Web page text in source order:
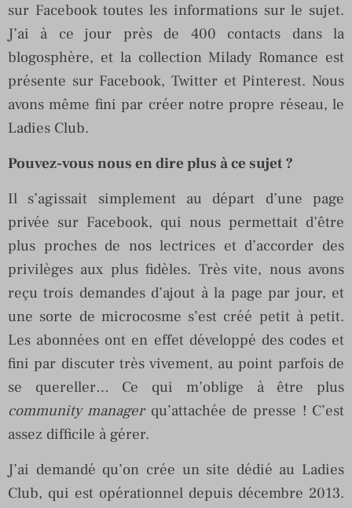
sur Facebook toutes les informations sur le sujet.
J’ai à ce jour près de 400 contacts dans la
blogosphère, et la collection Milady Romance est
présente sur Facebook, Twitter et Pinterest. Nous
avons même fini par créer notre propre réseau, le
Ladies Club.
Pouvez-vous nous en dire plus à ce sujet ?
Il s’agissait simplement au départ d’une page
privée sur Facebook, qui nous permettait d’être
plus proches de nos lectrices et d’accorder des
privilèges aux plus fidèles. Très vite, nous avons
reçu trois demandes d’ajout à la page par jour, et
une sorte de microcosme s’est créé petit à petit.
Les abonnées ont en effet développé des codes et
fini par discuter très vivement, au point parfois de
se quereller… Ce qui m’oblige à être plus
community managerqu’attachée de presse ! C’est
assez difficile à gérer.
J’ai demandé qu’on crée un site dédié au Ladies
Club, qui est opérationnel depuis décembre 2013.